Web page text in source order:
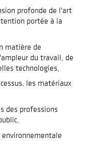
profonde de l'art
portée à la
matière de
du travail, de
technologies,
les matériaux
des professions